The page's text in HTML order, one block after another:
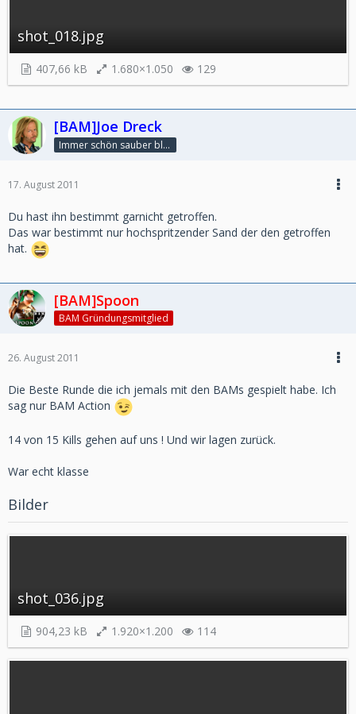
shot_018.jpg
407,66 kB 1.680×1.050 129
[BAM]Joe Dreck
Immer schön sauber bleiben
17. August 2011
Du hast ihn bestimmt garnicht getroffen.
Das war bestimmt nur hochspritzender Sand der den getroffen
hat.
[BAM]Spoon
BAM Gründungsmitglied
26. August 2011
Die Beste Runde die ich jemals mit den BAMs gespielt habe. Ich
sag nur BAM Action
14 von 15 Kills gehen auf uns ! Und wir lagen zurück.
War echt klasse
Bilder
shot_036.jpg
904,23 kB 1.920×1.200 114